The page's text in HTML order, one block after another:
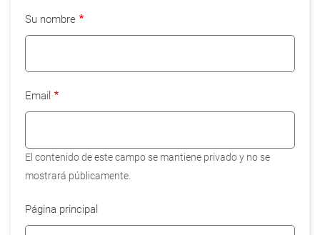
Su nombre
Email
El contenido de este campo se mantiene privado y no se
mostrará públicamente.
Página principal